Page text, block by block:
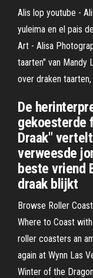
Alis lop youtube -
yuleima en el pais
Art - Alisa
taarten" van Mandy
over draken
De
gekoesterde
Draak"
verweesde
beste vriend
draak blijkt
Browse Roller
Where to Coast
roller coasters an
again at Wynn Las
Winter of the